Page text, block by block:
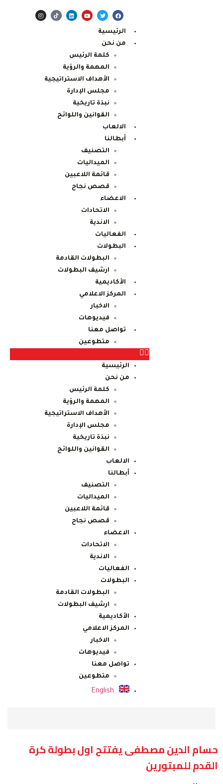
الرئيسية
من نحن
كلمة الرئيس
المهمة والرؤية
الأهداف الاستراتيجية
مجلس الإدارة
نبذة تاريخية
القوانين واللوائح
الالعاب
أبطالنا
التصنيف
الميداليات
قائمة اللاعبين
قصص نجاح
الاعضاء
الاتحادات
الاندية
الفعاليات
البطولات
البطولات القادمة
ارشيف البطولات
الأكاديمية
المركز الاعلامي
الاخبار
فيديوهات
تواصل معنا
متطوعين
الرئيسية
من نحن
كلمة الرئيس
المهمة والرؤية
الأهداف الاستراتيجية
مجلس الإدارة
نبذة تاريخية
القوانين واللوائح
الالعاب
أبطالنا
التصنيف
الميداليات
قائمة اللاعبين
قصص نجاح
الاعضاء
الاتحادات
الاندية
الفعاليات
البطولات
البطولات القادمة
ارشيف البطولات
الأكاديمية
المركز الاعلامي
الاخبار
فيديوهات
تواصل معنا
متطوعين
English
حسام الدين مصطفى يفتتح اول بطولة كرة
القدم للمبتورين